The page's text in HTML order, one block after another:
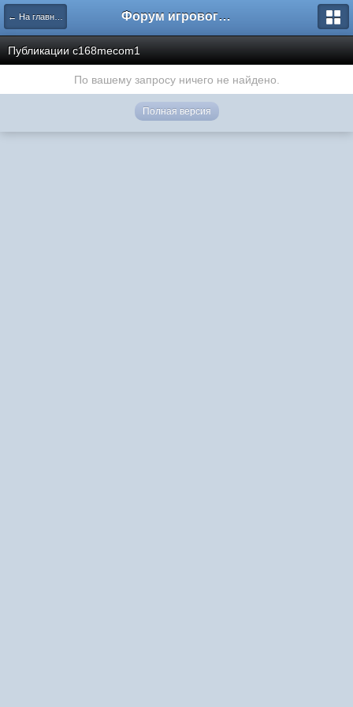
← На главную Форум игрового проекта Riverrise
Публикации c168mecom1
По вашему запросу ничего не найдено.
Полная версия